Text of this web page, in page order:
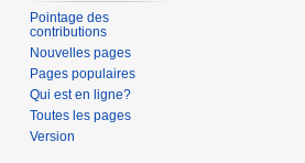
Pointage des
contributions
Nouvelles pages
Pages populaires
Qui est en ligne?
Toutes les pages
Version